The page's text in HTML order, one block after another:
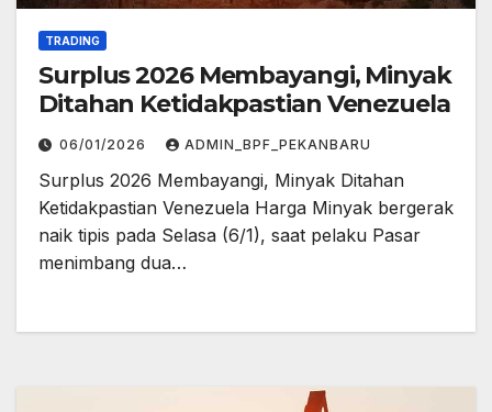
TRADING
Surplus 2026 Membayangi, Minyak
Ditahan Ketidakpastian Venezuela
06/01/2026 ADMIN_BPF_PEKANBARU
Surplus 2026 Membayangi, Minyak Ditahan
Ketidakpastian Venezuela Harga Minyak bergerak
naik tipis pada Selasa (6/1), saat pelaku Pasar
menimbang dua…